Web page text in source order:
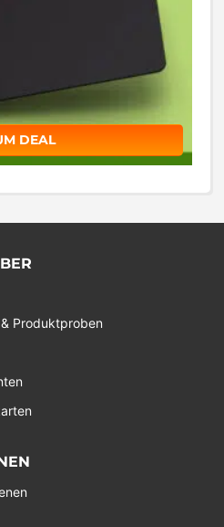
DEAL
Produktproben